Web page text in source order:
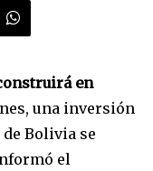
en
una inversión
Bolivia se
el